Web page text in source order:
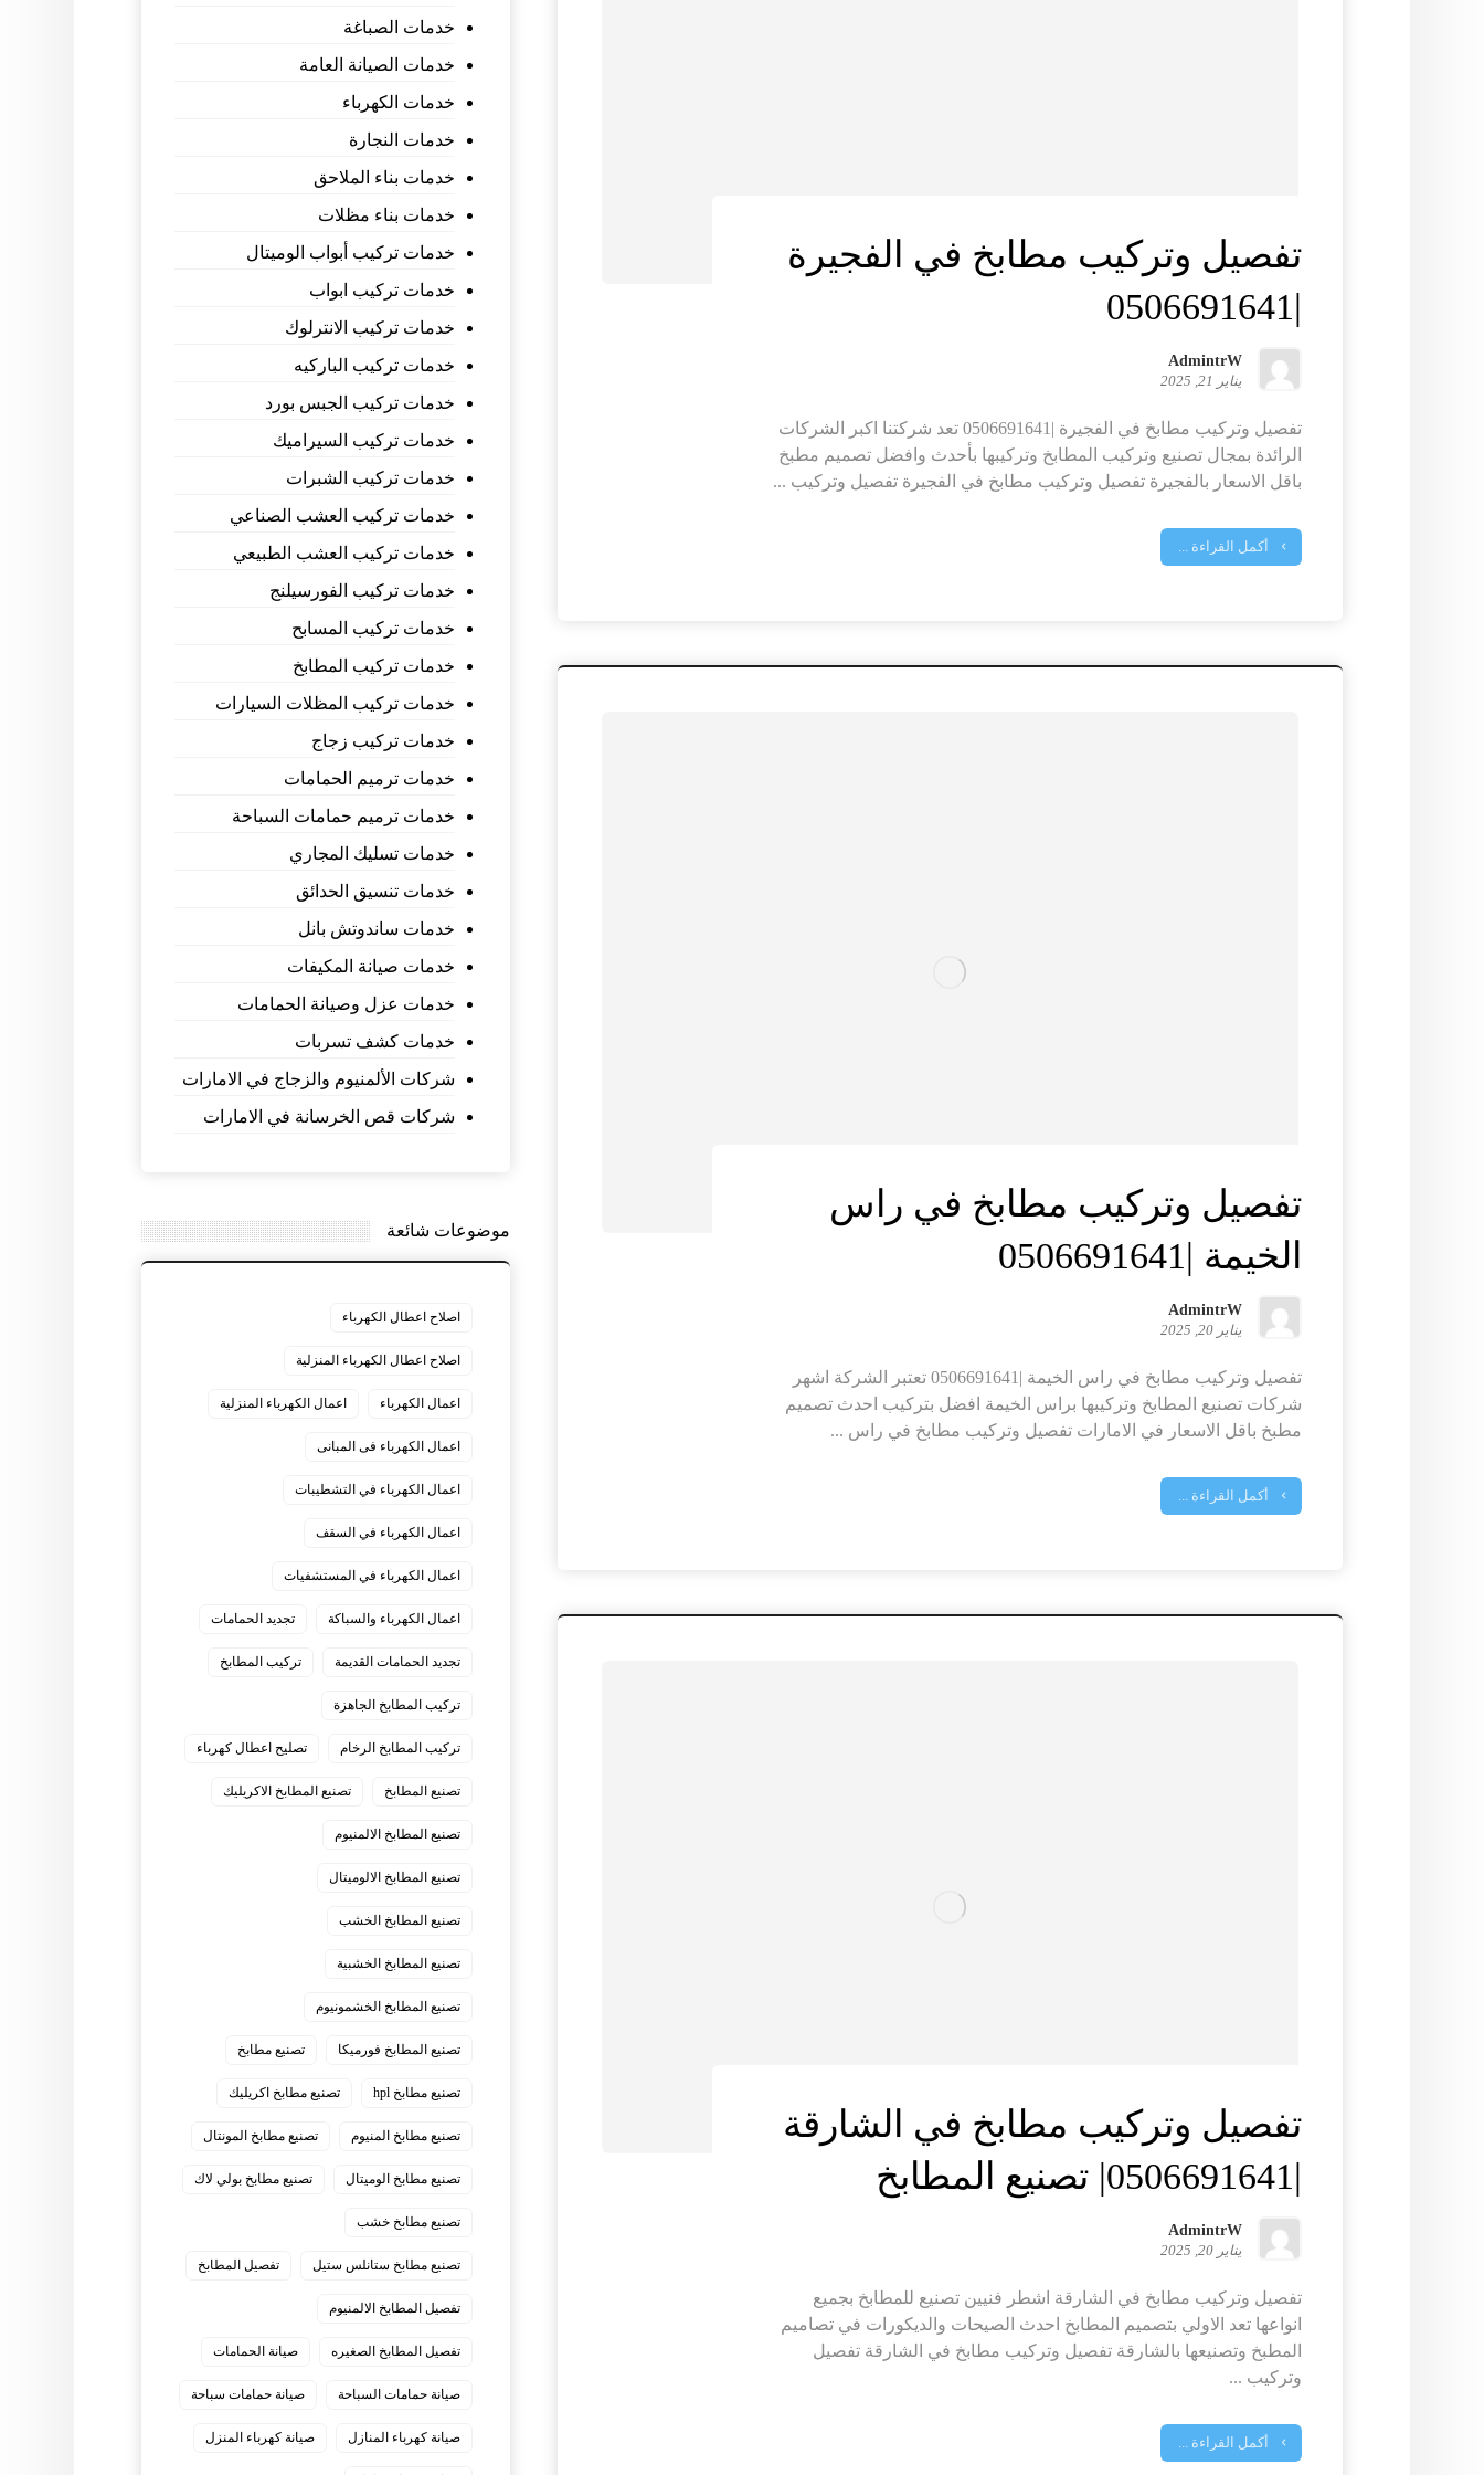
تفصيل وتركيب مطابخ في الفجيرة
|0506691641
AdmintrW
يناير 21, 2025
تفصيل وتركيب مطابخ في الفجيرة |0506691641 تعد شركتنا اكبر الشركات
الرائدة بمجال تصنيع وتركيب المطابخ وتركيبها بأحدث وافضل تصميم مطبخ
باقل الاسعار بالفجيرة تفصيل وتركيب مطابخ في الفجيرة تفصيل وتركيب ...
أكمل القراءة ...
تفصيل وتركيب مطابخ في راس
الخيمة |0506691641
AdmintrW
يناير 20, 2025
تفصيل وتركيب مطابخ في راس الخيمة |0506691641 تعتبر الشركة اشهر
شركات تصنيع المطابخ وتركيبها براس الخيمة افضل بتركيب احدث تصميم
مطبخ باقل الاسعار في الامارات تفصيل وتركيب مطابخ في راس ...
أكمل القراءة ...
تفصيل وتركيب مطابخ في الشارقة
|0506691641| تصنيع المطابخ
AdmintrW
يناير 20, 2025
تفصيل وتركيب مطابخ في الشارقة اشطر فنيين تصنيع للمطابخ بجميع
انواعها تعد الاولي بتصميم المطابخ احدث الصيحات والديكورات في تصاميم
المطبخ وتصنيعها بالشارقة تفصيل وتركيب مطابخ في الشارقة تفصيل
وتركيب ...
أكمل القراءة ...
خدمات الصباغة
خدمات الصيانة العامة
خدمات الكهرباء
خدمات النجارة
خدمات بناء الملاحق
خدمات بناء مظلات
خدمات تركيب أبواب الوميتال
خدمات تركيب ابواب
خدمات تركيب الانترلوك
خدمات تركيب الباركيه
خدمات تركيب الجبس بورد
خدمات تركيب السيراميك
خدمات تركيب الشبرات
خدمات تركيب العشب الصناعي
خدمات تركيب العشب الطبيعي
خدمات تركيب الفورسيلنج
خدمات تركيب المسابح
خدمات تركيب المطابخ
خدمات تركيب المظلات السيارات
خدمات تركيب زجاج
خدمات ترميم الحمامات
خدمات ترميم حمامات السباحة
خدمات تسليك المجاري
خدمات تنسيق الحدائق
خدمات ساندوتش بانل
خدمات صيانة المكيفات
خدمات عزل وصيانة الحمامات
خدمات كشف تسربات
شركات الألمنيوم والزجاج في الامارات
شركات قص الخرسانة في الامارات
موضوعات شائعة
اصلاح اعطال الكهرباء
اصلاح اعطال الكهرباء المنزلية
اعمال الكهرباء اعمال الكهرباء المنزلية
اعمال الكهرباء فى المبانى
اعمال الكهرباء في التشطيبات
اعمال الكهرباء في السقف
اعمال الكهرباء في المستشفيات
اعمال الكهرباء والسباكة تجديد الحمامات
تجديد الحمامات القديمة تركيب المطابخ
تركيب المطابخ الجاهزة
تركيب المطابخ الرخام تصليح اعطال كهرباء
تصنيع المطابخ تصنيع المطابخ الاكريليك
تصنيع المطابخ الالمنيوم
تصنيع المطابخ الالوميتال
تصنيع المطابخ الخشب
تصنيع المطابخ الخشبية
تصنيع المطابخ الخشمونيوم
تصنيع المطابخ فورميكا تصنيع مطابخ
تصنيع مطابخ hpl تصنيع مطابخ اكريليك
تصنيع مطابخ المنيوم تصنيع مطابخ المونتال
تصنيع مطابخ الوميتال تصنيع مطابخ بولي لاك
تصنيع مطابخ خشب
تصنيع مطابخ ستانلس ستيل تفصيل المطابخ
تفصيل المطابخ الالمنيوم
تفصيل المطابخ الصغيره صيانة الحمامات
صيانة حمامات السباحة صيانة حمامات سباحة
صيانة كهرباء المنازل صيانة كهرباء المنزل